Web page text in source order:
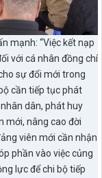
mạnh: “Việc kết nạp
với cá nhân đồng chí
sự đổi mới trong
cần tiếp tục phát
dân, phát huy
mới, nâng cao đời
viên mới cần nhận
phần vào việc củng
lực để chi bộ tiếp